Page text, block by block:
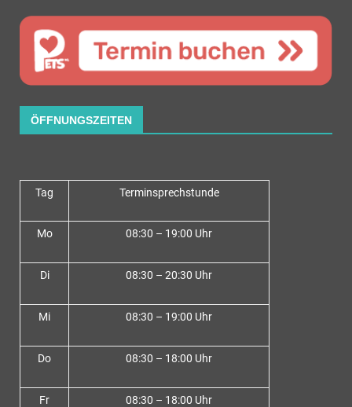
ÖFFNUNGSZEITEN
Tag Terminsprechstunde
Mo 08:30 – 19:00 Uhr
Di 08:30 – 20:30 Uhr
Mi 08:30 – 19:00 Uhr
Do 08:30 – 18:00 Uhr
Fr 08:30 – 18:00 Uhr